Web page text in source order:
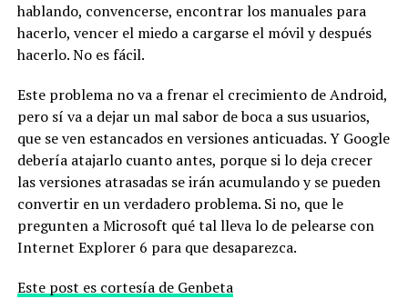
hablando, convencerse, encontrar los manuales para
hacerlo, vencer el miedo a cargarse el móvil y después
hacerlo. No es fácil.
Este problema no va a frenar el crecimiento de Android,
pero sí va a dejar un mal sabor de boca a sus usuarios,
que se ven estancados en versiones anticuadas. Y Google
debería atajarlo cuanto antes, porque si lo deja crecer
las versiones atrasadas se irán acumulando y se pueden
convertir en un verdadero problema. Si no, que le
pregunten a Microsoft qué tal lleva lo de pelearse con
Internet Explorer 6 para que desaparezca.
Este post es cortesía de Genbeta